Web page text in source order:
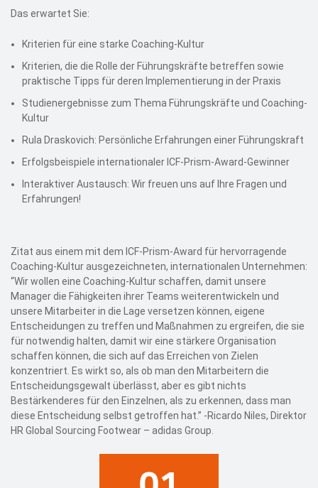
Das erwartet Sie:
Kriterien für eine starke Coaching-Kultur
Kriterien, die die Rolle der Führungskräfte betreffen sowie
praktische Tipps für deren Implementierung in der Praxis
Studienergebnisse zum Thema Führungskräfte und Coaching-
Kultur
Rula Draskovich: Persönliche Erfahrungen einer Führungskraft
Erfolgsbeispiele internationaler ICF-Prism-Award-Gewinner
Interaktiver Austausch: Wir freuen uns auf Ihre Fragen und
Erfahrungen!
Zitat aus einem mit dem ICF-Prism-Award für hervorragende
Coaching-Kultur ausgezeichneten, internationalen Unternehmen:
“Wir wollen eine Coaching-Kultur schaffen, damit unsere
Manager die Fähigkeiten ihrer Teams weiterentwickeln und
unsere Mitarbeiter in die Lage versetzen können, eigene
Entscheidungen zu treffen und Maßnahmen zu ergreifen, die sie
für notwendig halten, damit wir eine stärkere Organisation
schaffen können, die sich auf das Erreichen von Zielen
konzentriert. Es wirkt so, als ob man den Mitarbeitern die
Entscheidungsgewalt überlässt, aber es gibt nichts
Bestärkenderes für den Einzelnen, als zu erkennen, dass man
diese Entscheidung selbst getroffen hat.” -Ricardo Niles, Direktor
HR Global Sourcing Footwear – adidas Group.